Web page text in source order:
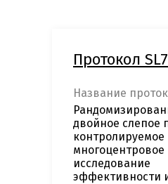
Протокол
Название
двойное слепое
контролируемое
многоцентровое
исследование
эффективности